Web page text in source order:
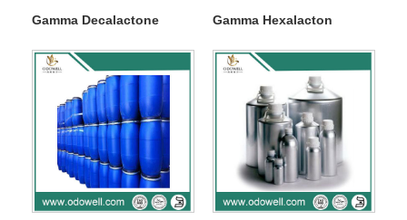
Gamma Decalactone Gamma Hexalacton